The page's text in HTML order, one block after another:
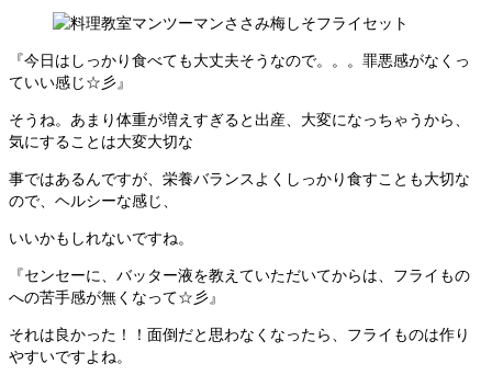
『今日はしっかり食べても大丈夫そうなので。。。罪悪感がなくっ
ていい感じ☆彡』
そうね。あまり体重が増えすぎると出産、大変になっちゃうから、
気にすることは大変大切な
事ではあるんですが、栄養バランスよくしっかり食すことも大切な
ので、ヘルシーな感じ、
いいかもしれないですね。
『センセーに、バッター液を教えていただいてからは、フライもの
への苦手感が無くなって☆彡』
それは良かった！！面倒だと思わなくなったら、フライものは作り
やすいですよね。